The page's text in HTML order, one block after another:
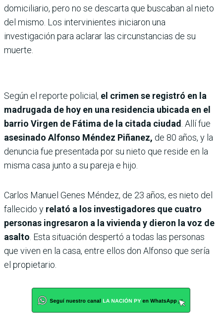
domiciliario, pero no se descarta que buscaban al nieto
del mismo. Los intervinientes iniciaron una
investigación para aclarar las circunstancias de su
muerte.
Según el reporte policial, el crimen se registró en la
madrugada de hoy en una residencia ubicada en el
barrio Virgen de Fátima de la citada ciudad . Allí fue
asesinado Alfonso Méndez Piñanez, de 80 años, y la
denuncia fue presentada por su nieto que reside en la
misma casa junto a su pareja e hijo.
Carlos Manuel Genes Méndez, de 23 años, es nieto del
fallecido y relató a los investigadores que cuatro
personas ingresaron a la vivienda y dieron la voz de
asalto . Esta situación despertó a todas las personas
que viven en la casa, entre ellos don Alfonso que sería
el propietario.